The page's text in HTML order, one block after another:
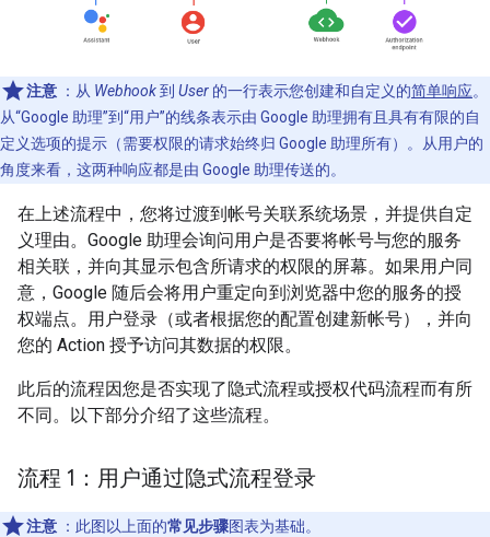
注意 ：从 Webhook到 User 的一行表示您创建和自定义的简单响应。
从“Google 助理”到“用户”的线条表示由 Google 助理拥有且具有有限的自
定义选项的提示（需要权限的请求始终归 Google 助理所有）。 从用户的
角度来看，这两种响应都是由 Google 助理传送的。
在上述流程中，您将过渡到帐号关联系统场景，并提供自定
义理由。Google 助理会询问用户是否要将帐号与您的服务
相关联，并向其显示包含所请求的权限的屏幕。如果用户同
意，Google 随后会将用户重定向到浏览器中您的服务的授
权端点。用户登录（或者根据您的配置创建新帐号），并向
您的 Action 授予访问其数据的权限。
此后的流程因您是否实现了隐式流程或授权代码流程而有所
不同。以下部分介绍了这些流程。
流程 1：用户通过隐式流程登录
注意 ：此图以上面的常见步骤图表为基础。